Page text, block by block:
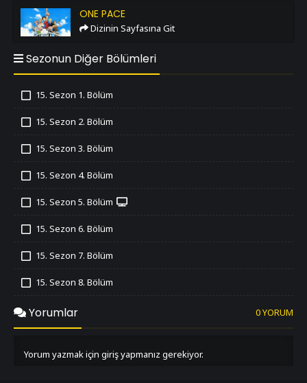
One Pace ONE PACE
Dizinin Sayfasına Git
Sezonun Diğer Bölümleri
15. Sezon 1. Bölüm
15. Sezon 2. Bölüm
15. Sezon 3. Bölüm
15. Sezon 4. Bölüm
15. Sezon 5. Bölüm
15. Sezon 6. Bölüm
15. Sezon 7. Bölüm
15. Sezon 8. Bölüm
Yorumlar 0 YORUM
Yorum yazmak için giriş yapmanız gerekiyor.